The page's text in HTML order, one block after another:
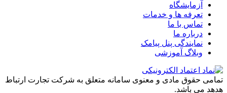
آزمایشگاه
تعرفه ها و خدمات
تماس با ما
درباره ما
نمایندگی پنل پیامک
وبلاگ آموزشی
تمامی حقوق مادی و معنوی سامانه متعلق به شرکت تجارت ارتباط
هدهد می باشد.